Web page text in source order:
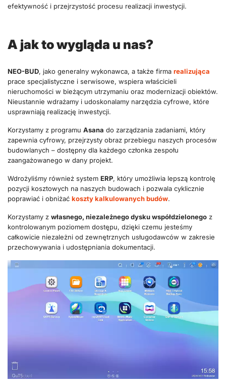
efektywność i przejrzystość procesu realizacji inwestycji.
A jak to wygląda u nas?
NEO-BUD, jako generalny wykonawca, a także firma realizująca
prace specjalistyczne i serwisowe, wspiera właścicieli
nieruchomości w bieżącym utrzymaniu oraz modernizacji obiektów.
Nieustannie wdrażamy i udoskonalamy narzędzia cyfrowe, które
usprawniają realizację inwestycji.
Korzystamy z programu Asana do zarządzania zadaniami, który
zapewnia cyfrowy, przejrzysty obraz przebiegu naszych procesów
budowlanych – dostępny dla każdego członka zespołu
zaangażowanego w dany projekt.
Wdrożyliśmy również system ERP, który umożliwia lepszą kontrolę
pozycji kosztowych na naszych budowach i pozwala cyklicznie
poprawiać i obniżać koszty kalkulowanych budów.
Korzystamy z własnego, niezależnego dysku współdzielonego z
kontrolowanym poziomem dostępu, dzięki czemu jesteśmy
całkowicie niezależni od zewnętrznych usługodawców w zakresie
przechowywania i udostępniania dokumentacji.